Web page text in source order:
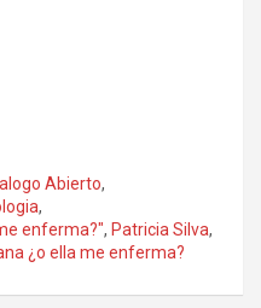
Abierto,
,
enferma?", Patricia Silva,
¿o ella me enferma?